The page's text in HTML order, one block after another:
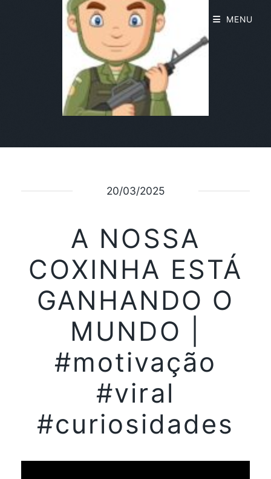
20/03/2025
A NOSSA
COXINHA ESTÁ
GANHANDO O
MUNDO |
#motivação
#viral
#curiosidades
MENU